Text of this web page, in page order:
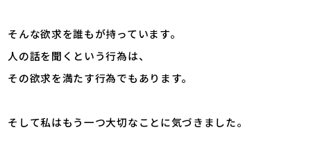
そんな欲求を誰もが持っています。
人の話を聞くという行為は、
その欲求を満たす行為でもあります。
そして私はもう一つ大切なことに気づきました。